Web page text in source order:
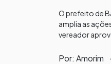
O prefeito de
amplia as
vereador
Por: Amorim